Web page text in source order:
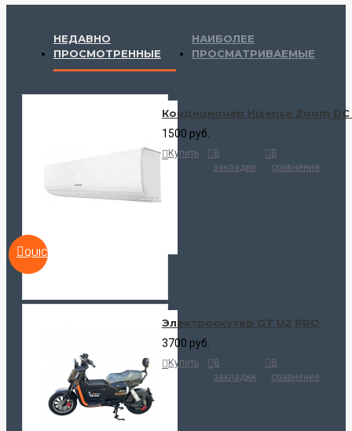
НЕДАВНО
ПРОСМОТРЕННЫЕ
НАИБОЛЕЕ
ПРОСМАТРИВАЕМЫЕ
QUICKVIEW
Кондиционер Hisense Zoom DC
1500 руб.
Купить
В
закладки
В
сравнение
Электроскутер GT U2 PRO
3700 руб.
Купить
В
закладки
В
сравнение